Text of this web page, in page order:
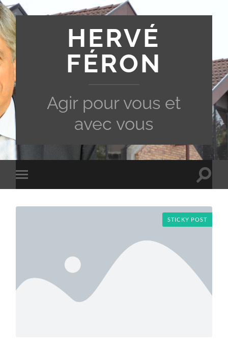
HERVÉ
FÉRON
Agir pour vous et
avec vous
Toggle
mobile
Toggle
STICKY POST